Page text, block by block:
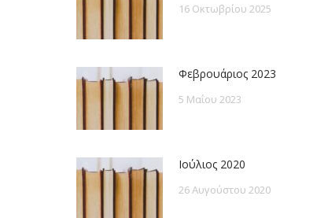
16 Οκτωβρίου 2025
Φεβρουάριος 2023
5 Μαΐου 2023
Ιούλιος 2020
26 Αυγούστου 2020